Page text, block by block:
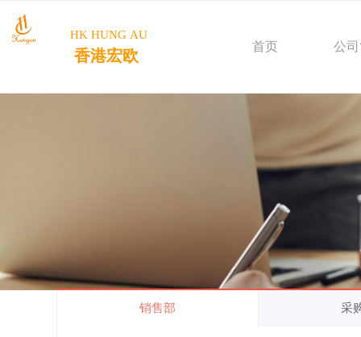
HK HUNG AU
香港宏欧
首页 公
销售部 采